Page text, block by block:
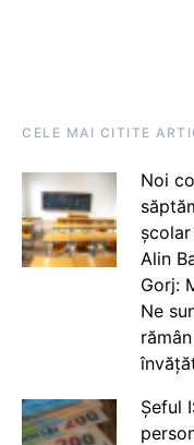
CELE MAI CITITE
Noi
Alin
Gorj:
Ne
Șeful